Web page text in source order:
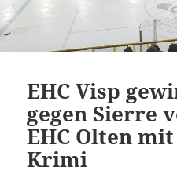
EHC Visp
gegen Sierre
EHC Olten
Krimi